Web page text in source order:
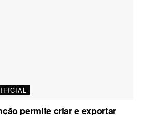
permite criar e exportar